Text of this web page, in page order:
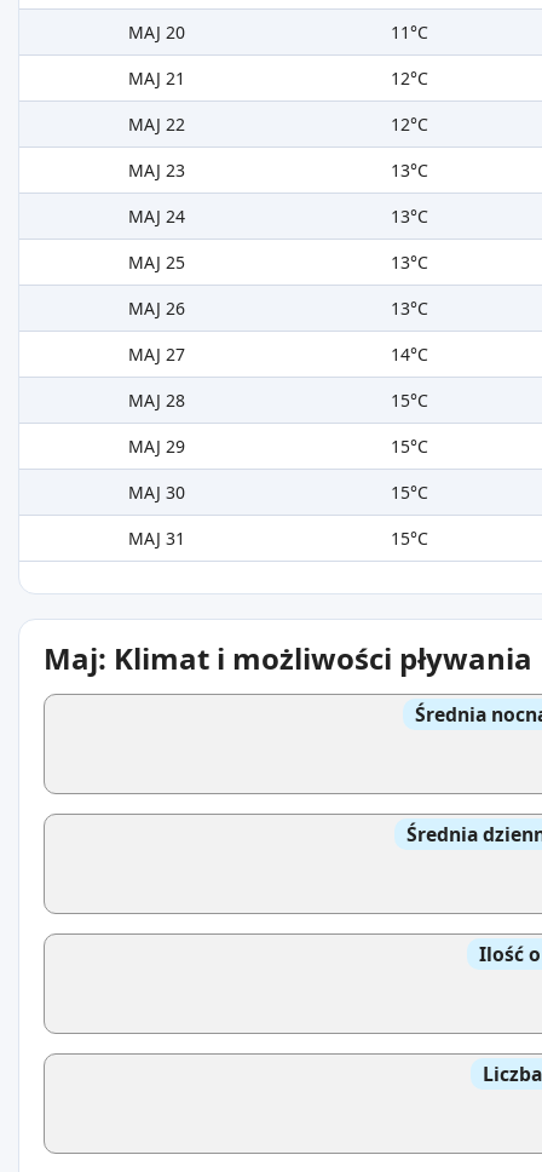
MAJ 20
11°C
MAJ 21
12°C
MAJ 22
12°C
MAJ 23
13°C
MAJ 24
13°C
MAJ 25
13°C
MAJ 26
13°C
MAJ 27
14°C
MAJ 28
15°C
MAJ 29
15°C
MAJ 30
15°C
MAJ 31
15°C
Maj: Klimat i możliwości pływania
Średnia
Średnia
Ilość